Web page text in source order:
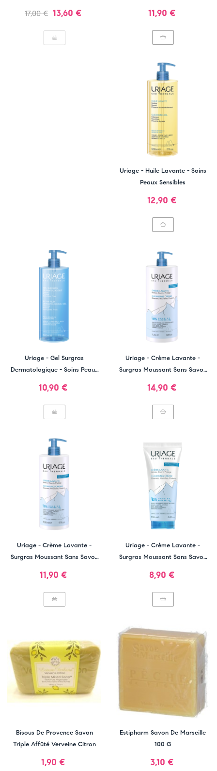
Prix
17,00 € Prix
13,60 € Prix
11,90 €
Uriage - Huile Lavante - Soins
Peaux Sensibles
Prix
12,90 €
Uriage - Gel Surgras
Dermatologique - Soins Peaux
Prix
10,90 €
Uriage - Crème Lavante -
Surgras Moussant Sans Savon
Prix
14,90 €
Uriage - Crème Lavante -
Surgras Moussant Sans Savon
Prix
11,90 €
Uriage - Crème Lavante -
Surgras Moussant Sans Savon
Prix
8,90 €
Bisous De Provence Savon
Triple Affûté Verveine Citron
Prix
1,90 €
Estipharm Savon De Marseille
100 G
Prix
3,10 €